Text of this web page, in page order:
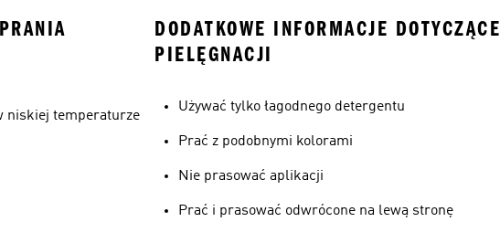
niskiej temperaturze
DODATKOWE INFORMACJE DOTYCZĄCE
PIELĘGNACJI
Używać tylko łagodnego detergentu
Prać z podobnymi kolorami
Nie prasować aplikacji
Prać i prasować odwrócone na lewą stronę